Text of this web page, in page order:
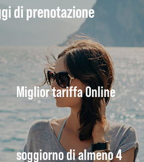
di prenotazione
Miglior tariffa Online
soggiorno di almeno 4